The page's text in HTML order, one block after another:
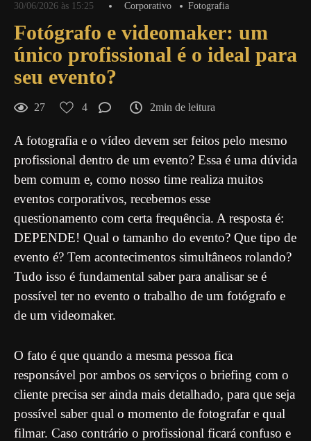
30/06/2026 às 15:25 Corporativo Fotografia
Fotógrafo e videomaker: um
único profissional é o ideal para
seu evento?
27 4 2min de leitura
A fotografia e o vídeo devem ser feitos pelo mesmo
profissional dentro de um evento? Essa é uma dúvida
bem comum e, como nosso time realiza muitos
eventos corporativos, recebemos esse
questionamento com certa frequência. A resposta é:
DEPENDE! Qual o tamanho do evento? Que tipo de
evento é? Tem acontecimentos simultâneos rolando?
Tudo isso é fundamental saber para analisar se é
possível ter no evento o trabalho de um fotógrafo e
de um videomaker.
O fato é que quando a mesma pessoa fica
responsável por ambos os serviços o briefing com o
cliente precisa ser ainda mais detalhado, para que seja
possível saber qual o momento de fotografar e qual
filmar. Caso contrário o profissional ficará confuso e